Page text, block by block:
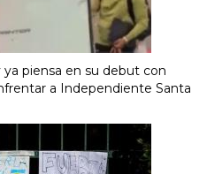
piensa en su debut con
a Independiente Santa